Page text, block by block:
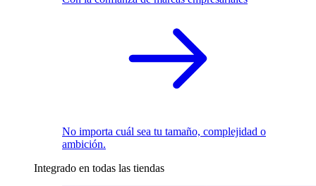
No importa cuál sea tu tamaño, complejidad o
ambición.
Integrado en todas las tiendas